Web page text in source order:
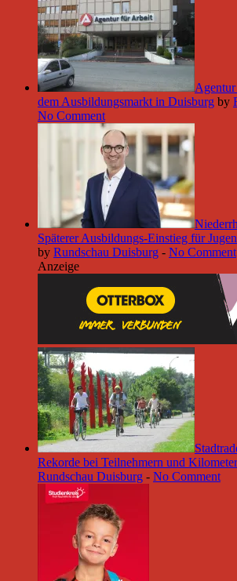
dem Ausbildungsmarkt in Duisburg by
No Comment
Späterer Ausbildungs-Einstieg für
by Rundschau Duisburg - No Comment
Anzeige
Rekorde bei Teilnehmern und
Rundschau Duisburg - No Comment